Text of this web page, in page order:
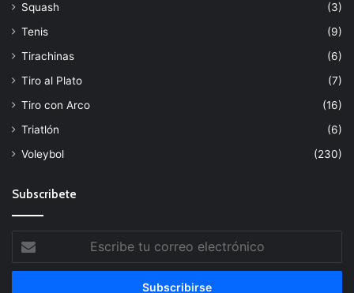
Squash
(3)
Tenis
(9)
Tirachinas
(6)
Tiro al Plato
(7)
Tiro con Arco
(16)
Triatlón
(6)
Voleybol
(230)
Subscribete
tu
correo